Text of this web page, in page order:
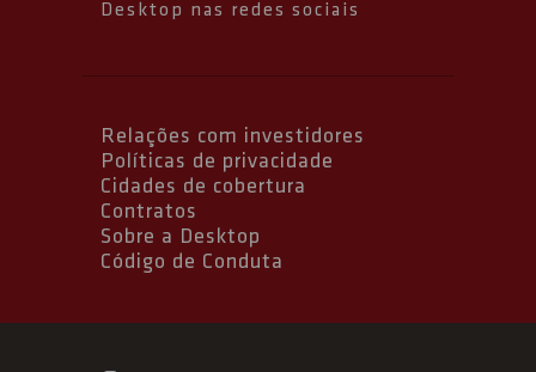
Desktop nas redes sociais
Relações com investidores
Políticas de privacidade
Cidades de cobertura
Contratos
Sobre a Desktop
Código de Conduta